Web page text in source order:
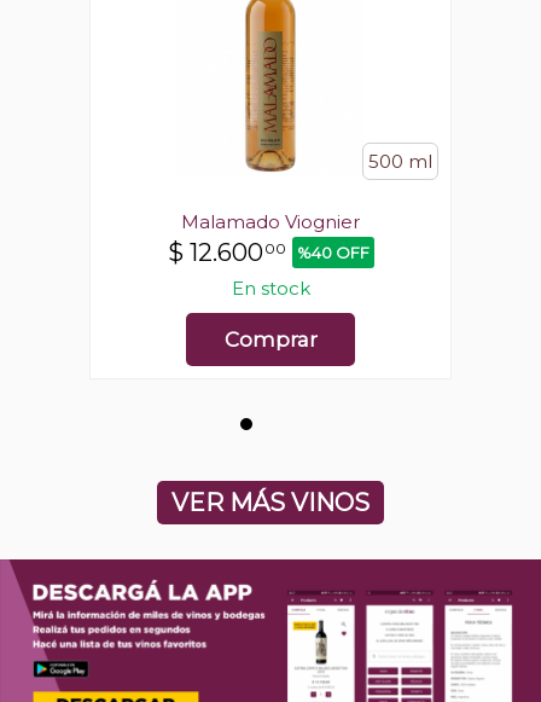
500 ml
Malamado Viognier
$ 12.60000 %40 OFF
En stock
Comprar
VER MÁS VINOS